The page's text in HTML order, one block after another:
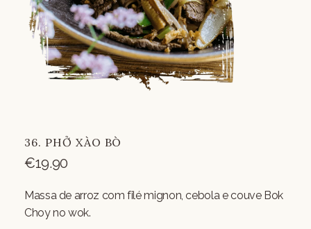
36. PHỞ XÀO BÒ
€19.90
Massa de arroz com filé mignon, cebola e couve Bok
Choy no wok.